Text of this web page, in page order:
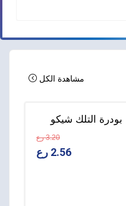
مشاهدة الكل
بودرة التلك شيكو
منذ الولادة – 150
3.20 رع
2.56 رع